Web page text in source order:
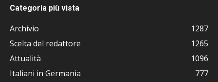
Categoria più vista
Archivio
1287
Scelta del redattore
1265
Attualità
1096
Italiani in Germania
777